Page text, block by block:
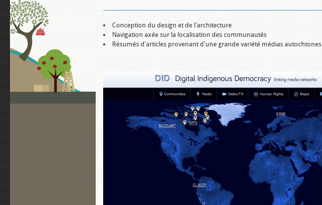
Conception du design et de l'architecture
Navigation axée sur la localisation des communautés
Résumés d'articles provenant d'une grande variété médias autochtones